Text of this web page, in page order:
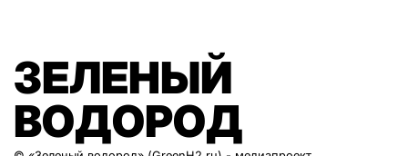
ЗЕЛЕНЫЙ
ВОДОРОД